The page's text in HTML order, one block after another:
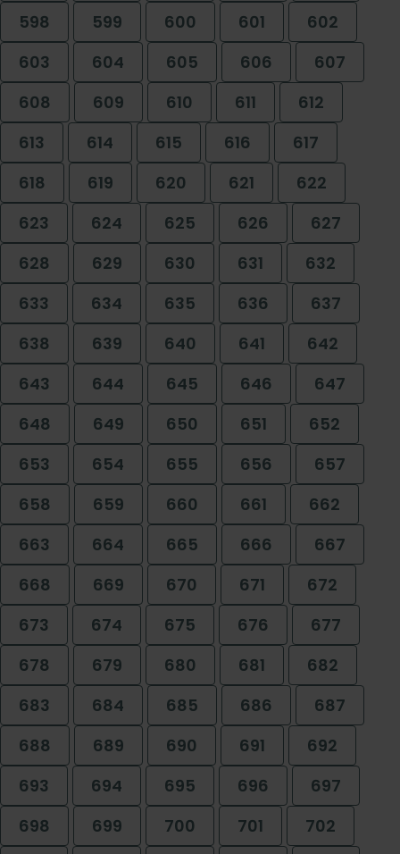
598
599 600 601
602
603
604 605 606
607
608
609 610 611
612
613
614 615 616
617
618
619 620 621
622
623
624 625 626
627
628
629 630 631
632
633
634 635 636
637
638
639 640 641
642
643
644 645 646
647
648
649 650 651
652
653
654 655 656
657
658
659 660 661
662
663
664 665 666
667
668
669 670 671
672
673
674 675 676
677
678
679 680 681
682
683
684 685 686
687
688
689 690 691
692
693
694 695 696
697
698
699 700 701
702